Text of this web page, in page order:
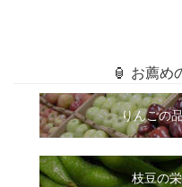
🏮 お薦め
りんごの
枝豆の